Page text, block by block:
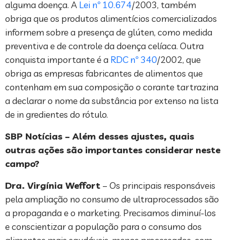
alguma doença. A Lei nº 10.674/2003, também
obriga que os produtos alimentícios comercializados
informem sobre a presença de glúten, como medida
preventiva e de controle da doença celíaca. Outra
conquista importante é a RDC nº 340/2002, que
obriga as empresas fabricantes de alimentos que
contenham em sua composição o corante tartrazina
a declarar o nome da substância por extenso na lista
de in gredientes do rótulo.
SBP Notícias – Além desses ajustes, quais
outras ações são importantes considerar neste
campo?
Dra. Virgínia Weffort – Os principais responsáveis
pela ampliação no consumo de ultraprocessados são
a propaganda e o marketing. Precisamos diminuí-los
e conscientizar a população para o consumo dos